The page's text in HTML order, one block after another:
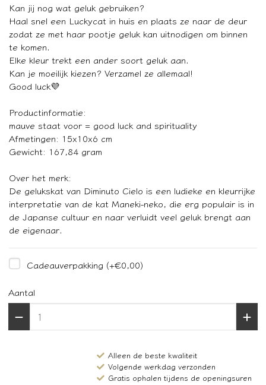
Kan jij nog wat geluk gebruiken?
Haal snel een Luckycat in huis en plaats ze naar de deur
zodat ze met haar pootje geluk kan uitnodigen om binnen
te komen.
Elke kleur trekt een ander soort geluk aan.
Kan je moeilijk kiezen? Verzamel ze allemaal!
Good luck💜
Productinformatie:
mauve staat voor = good luck and spirituality
Afmetingen: 15x10x6 cm
Gewicht: 167,84 gram
Over het merk:
De gelukskat van Diminuto Cielo is een ludieke en kleurrijke
interpretatie van de kat Maneki-neko, die erg populair is in
de Japanse cultuur en naar verluidt veel geluk brengt aan
de eigenaar.
Cadeauverpakking (+€0,00)
Aantal
Alleen de beste kwaliteit
Volgende werkdag verzonden
Gratis ophalen tijdens de openingsuren